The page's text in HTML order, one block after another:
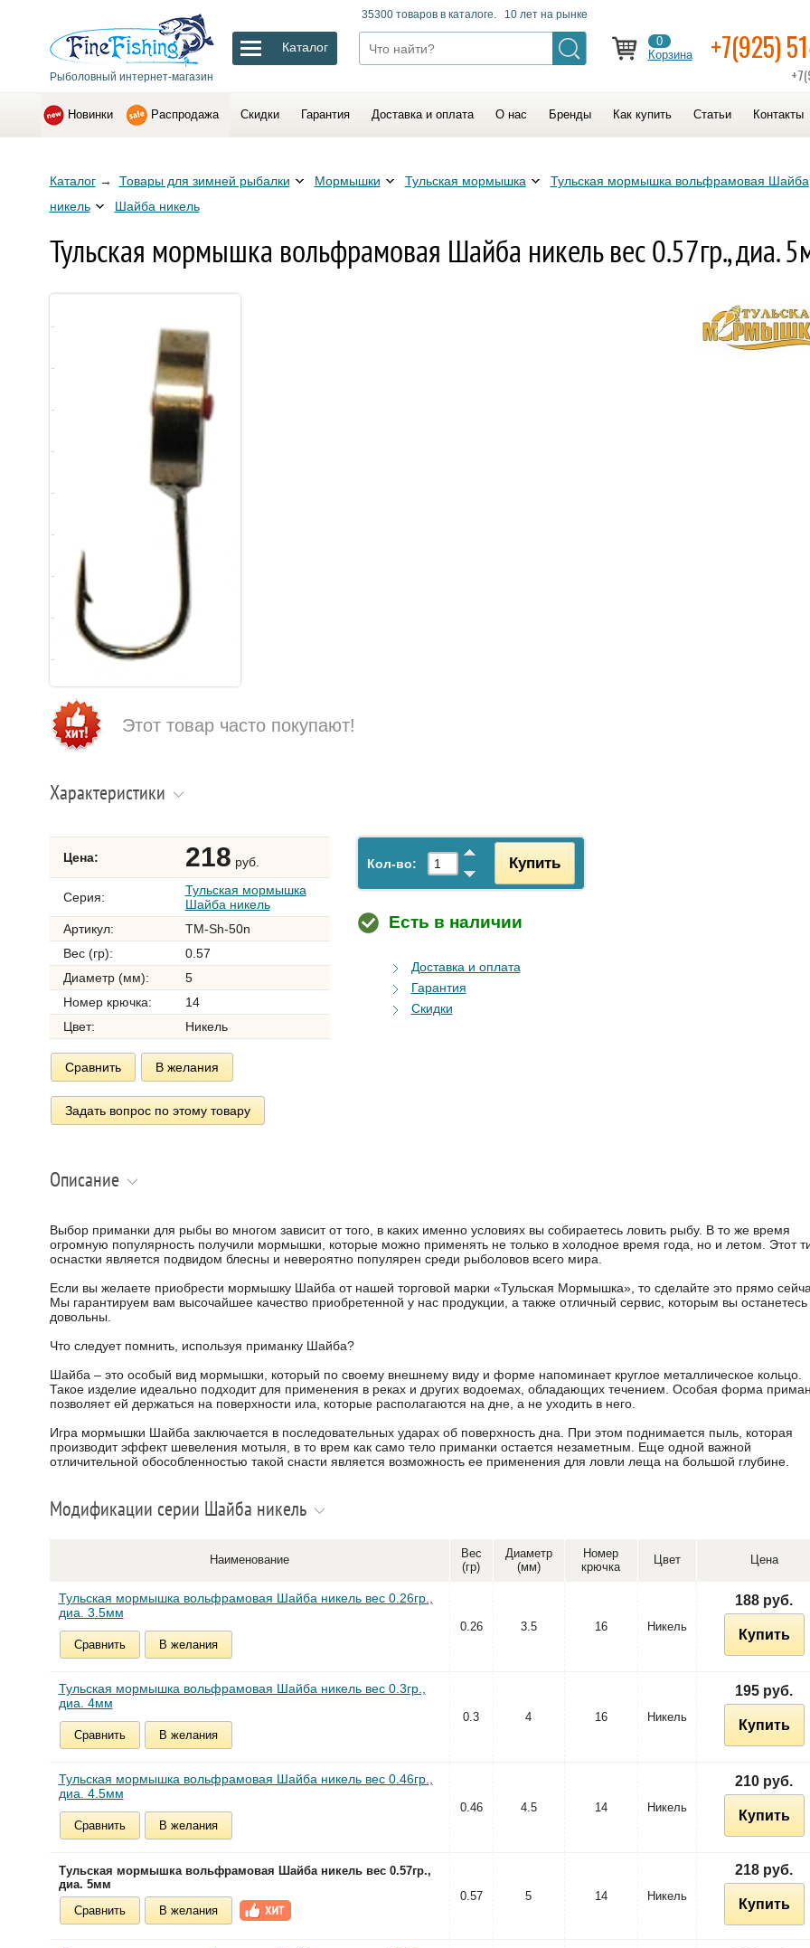
Рыболовный интернет-магазин
Каталог
35300 товаров в каталоге. 10 лет на рынке
0
Корзина
+7(925)
Новинки Распродажа Скидки Гарантия Доставка и оплата О нас Бренды Как купить Статьи Контакты
Каталог→ Товары для зимней рыбалки Мормышки Тульская мормышка
Тульская мормышка вольфрамовая Шайба
никель
Шайба никель
Тульская мормышка вольфрамовая Шайба никель вес 0.57гр., диа.
Этот товар часто покупают!
Характеристики
Цена: 218 руб.
Серия:
Тульская мормышка
Шайба никель
Артикул:
TM-Sh-50n
Вес (гр):
0.57
Диаметр (мм):
5
Номер крючка:
14
Цвет:
Никель
Сравнить В желания
Задать вопрос по этому товару
Кол-во: Купить
Есть в наличии
Доставка и оплата
Гарантия
Скидки
Описание
Выбор приманки для рыбы во многом зависит от того, в каких именно условиях вы собираетесь ловить рыбу. В то же время
огромную популярность получили мормышки, которые можно применять не только в холодное время года, но и летом. Этот
оснастки является подвидом блесны и невероятно популярен среди рыболовов всего мира.
Если вы желаете приобрести мормышку Шайба от нашей торговой марки «Тульская Мормышка», то сделайте это прямо
Мы гарантируем вам высочайшее качество приобретенной у нас продукции, а также отличный сервис, которым вы останетесь
довольны.
Что следует помнить, используя приманку Шайба?
Шайба – это особый вид мормышки, который по своему внешнему виду и форме напоминает круглое металлическое кольцо.
Такое изделие идеально подходит для применения в реках и других водоемах, обладающих течением. Особая форма
позволяет ей держаться на поверхности ила, которые располагаются на дне, а не уходить в него.
Игра мормышки Шайба заключается в последовательных ударах об поверхность дна. При этом поднимается пыль, которая
производит эффект шевеления мотыля, в то врем как само тело приманки остается незаметным. Еще одной важной
отличительной обособленностью такой снасти является возможность ее применения для ловли леща на большой глубине.
Модификации серии Шайба никель
Наименование
Вес
(гр)
Диаметр
(мм)
Номер
крючка
Цвет Цена
Тульская мормышка вольфрамовая Шайба никель вес 0.26гр.,
диа. 3.5мм
Сравнить В желания
0.26 3.5 16 Никель
188 руб.
Купить
Тульская мормышка вольфрамовая Шайба никель вес 0.3гр.,
диа. 4мм
Сравнить В желания
0.3 4 16 Никель
195 руб.
Купить
Тульская мормышка вольфрамовая Шайба никель вес 0.46гр.,
диа. 4.5мм
Сравнить В желания
0.46 4.5 14 Никель
210 руб.
Купить
Тульская мормышка вольфрамовая Шайба никель вес 0.57гр.,
диа. 5мм
Сравнить
В желания
0.57 5 14 Никель
218 руб.
Купить